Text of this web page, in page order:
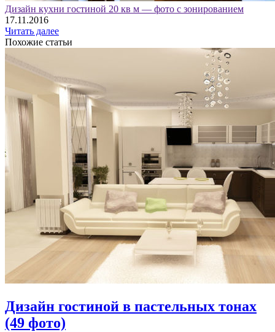
Дизайн кухни гостиной 20 кв м — фото с зонированием
17.11.2016
Читать далее
Похожие статьи
Дизайн гостиной в пастельных тонах
(49 фото)